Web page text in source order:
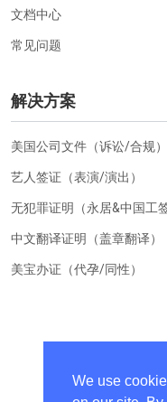
文档中心
常见问题
解决方案
美国公司文件（诉讼/合规）
艺人签证（表演/演出）
无犯罪证明（永居&中国工签
中文翻译证明（盖章翻译）
美宝办证（代孕/同性）
We use